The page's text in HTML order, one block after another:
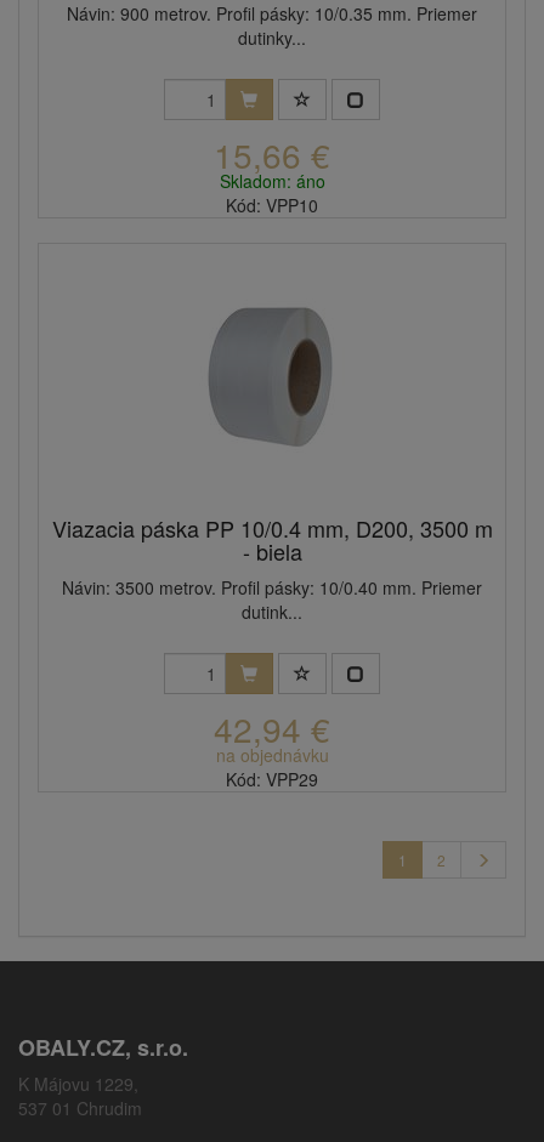
Návin: 900 metrov. Profil pásky: 10/0.35 mm. Priemer
dutinky...
15,66 €
Skladom: áno
Kód: VPP10
Viazacia páska PP 10/0.4 mm, D200, 3500 m
- biela
Návin: 3500 metrov. Profil pásky: 10/0.40 mm. Priemer
dutink...
42,94 €
na objednávku
Kód: VPP29
1 2
OBALY.CZ, s.r.o.
K Májovu 1229,
537 01 Chrudim